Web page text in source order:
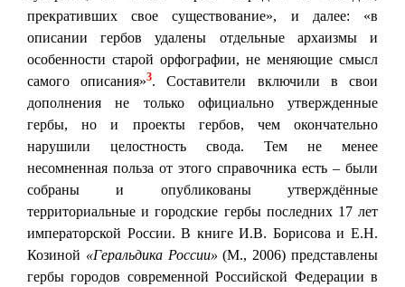
прекративших свое существование», и далее: «в
описании гербов удалены отдельные архаизмы и
особенности старой орфографии, не меняющие смысл
самого описания»3. Составители включили в свои
дополнения не только официально утвержденные
гербы, но и проекты гербов, чем окончательно
нарушили целостность свода. Тем не менее
несомненная польза от этого справочника есть – были
собраны и опубликованы утверждённые
территориальные и городские гербы последних 17 лет
императорской России. В книге И.В. Борисова и Е.Н.
Козиной «Геральдика России» (М., 2006) представлены
гербы городов современной Российской Федерации в